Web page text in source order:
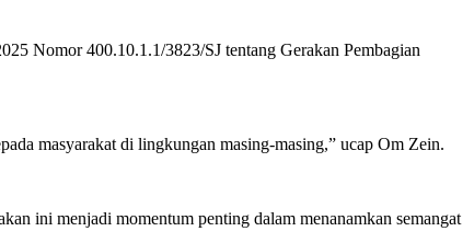
Nomor 400.10.1.1/3823/SJ tentang Gerakan Pembagian
masyarakat di lingkungan masing-masing,” ucap Om Zein.
ini menjadi momentum penting dalam menanamkan semangat